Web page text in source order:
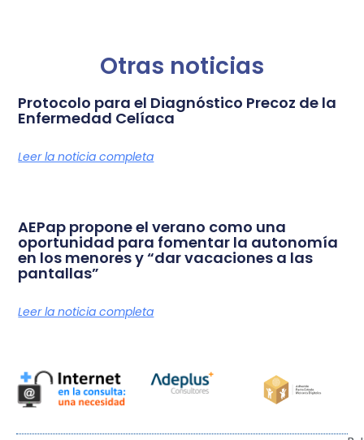
Otras noticias
Protocolo para el Diagnóstico Precoz de la
Enfermedad Celíaca
Leer la noticia completa
AEPap propone el verano como una
oportunidad para fomentar la autonomía
en los menores y “dar vacaciones a las
pantallas”
Leer la noticia completa